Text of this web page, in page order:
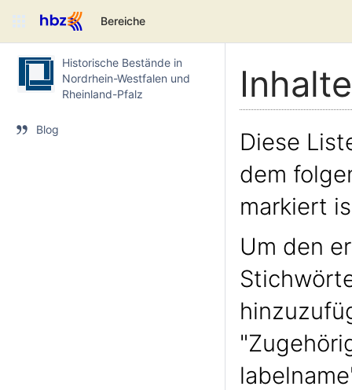
Bereiche
Historische Bestände in
Nordrhein-Westfalen und
Rheinland-Pfalz
Blog
Diese
dem
markiert
Um den